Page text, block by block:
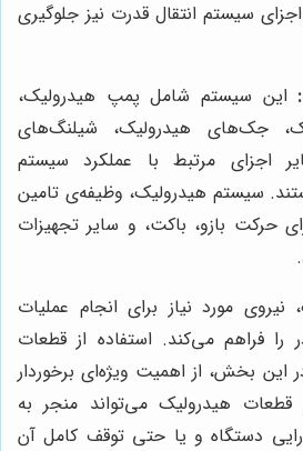
سیستم انتقال قدرت نیز جلوگیری
این سیستم شامل پمپ هیدرولیک،
جک‌های هیدرولیک، شیلنگ‌های
اجزای مرتبط با عملکرد سیستم
سیستم هیدرولیک، وظیفه‌ی تامین
حرکت بازو، باکت، و سایر تجهیزات
مورد نیاز برای انجام عملیات
فراهم می‌کند. استفاده از قطعات
این بخش، از اهمیت ویژه‌ای برخوردار
قطعات هیدرولیک می‌تواند منجر به
دستگاه و یا حتی توقف کامل آن